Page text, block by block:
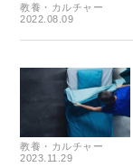
教養・カルチャー
2022.08.09
教養・カルチャー
2023.11.29